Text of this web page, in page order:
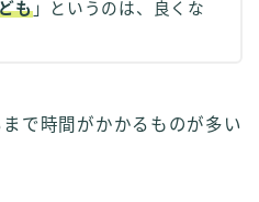
も」というのは、良くな
で時間がかかるものが多い